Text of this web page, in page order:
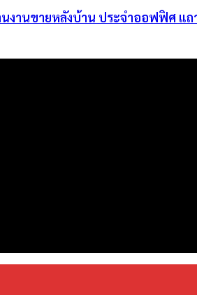
งานขายหลังบ้าน ประจำออฟฟิศ แถ